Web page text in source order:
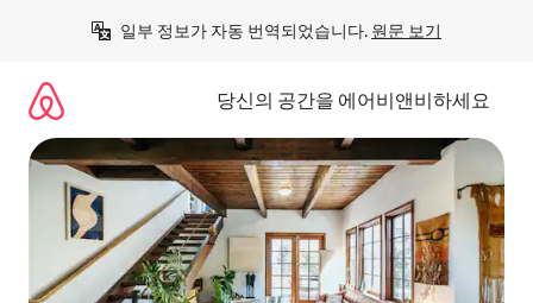
일부 정보가 자동 번역되었습니다. 원문 보기
당신의 공간을 에어비앤비하세요